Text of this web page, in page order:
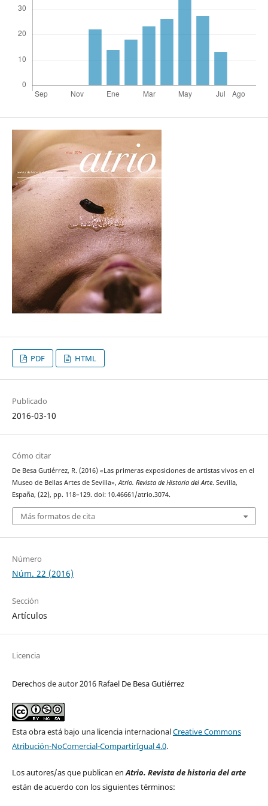
PDF HTML
Publicado
2016-03-10
Cómo citar
De Besa Gutiérrez, R. (2016) «Las primeras exposiciones de artistas vivos en el
Museo de Bellas Artes de Sevilla»,Atrio. Revista de Historia del Arte. Sevilla,
España, (22), pp. 118–129. doi: 10.46661/atrio.3074.
Más formatos de cita
Número
Núm. 22 (2016)
Sección
Artículos
Licencia
Derechos de autor 2016 Rafael De Besa Gutiérrez
Esta obra está bajo una licencia internacionalCreative Commons
Atribución-NoComercial-CompartirIgual 4.0.
Los autores/as que publican enAtrio. Revista de historia del arte
están de acuerdo con los siguientes términos: